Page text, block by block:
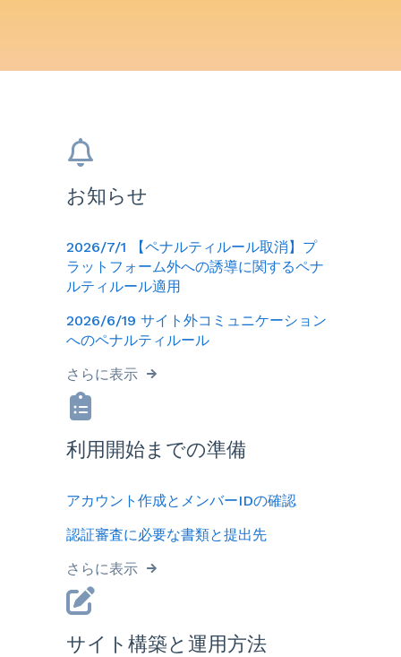
お知らせ
2026/7/1 【ペナルティルール取消】プ
ラットフォーム外への誘導に関するペナ
ルティルール適用
2026/6/19 サイト外コミュニケーション
へのペナルティルール
さらに表示
利用開始までの準備
アカウント作成とメンバーIDの確認
認証審査に必要な書類と提出先
さらに表示
サイト構築と運用方法